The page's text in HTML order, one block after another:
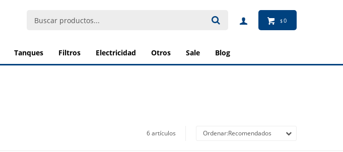
tanques filtros electricidad otros sale blog
$0
6 artículos Recomendados